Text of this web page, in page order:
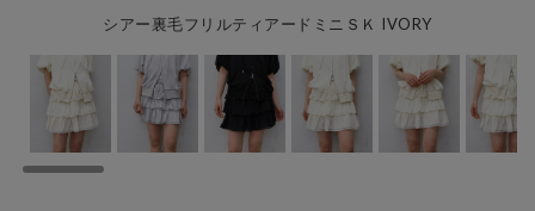
シアー裏毛フリルティアードミニＳＫ IVORY